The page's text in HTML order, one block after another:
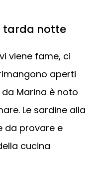
tarda notte
viene fame, ci
aperti
Marina è noto
Le sardine alla
da provare e
cucina